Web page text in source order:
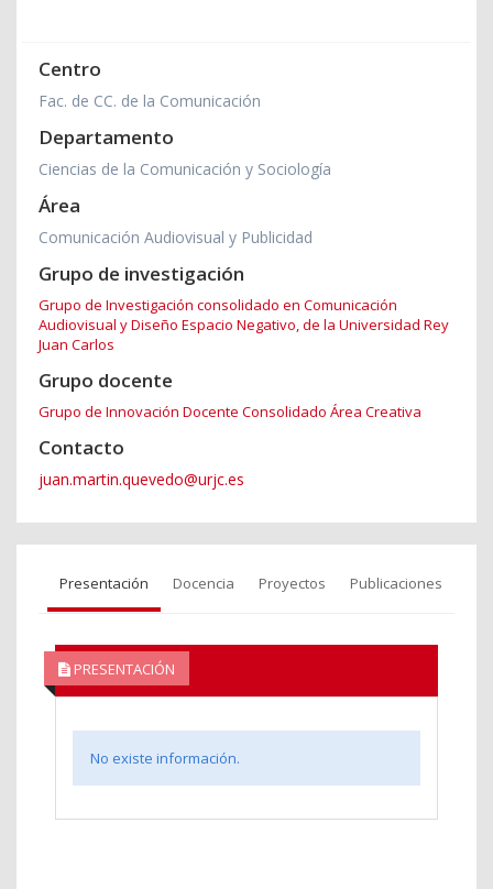
Centro
Fac. de CC. de la Comunicación
Departamento
Ciencias de la Comunicación y Sociología
Área
Comunicación Audiovisual y Publicidad
Grupo de investigación
Grupo de Investigación consolidado en Comunicación
Audiovisual y Diseño Espacio Negativo, de la Universidad Rey
Juan Carlos
Grupo docente
Grupo de Innovación Docente Consolidado Área Creativa
Contacto
juan.martin.quevedo@urjc.es
Presentación Docencia Proyectos Publicaciones
PRESENTACIÓN
No existe información.